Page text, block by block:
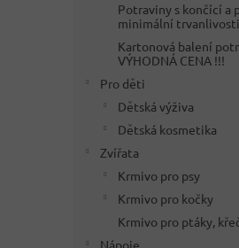
Potraviny s končící a
minimální trvanlivosti
Kartonová balení
VÝHODNÁ CENA !!!
Pro děti
Dětská výživa
Dětská kosmetika
Zvířata
Krmivo pro psy
Krmivo pro kočky
Krmivo pro ptáky,
Nápoje